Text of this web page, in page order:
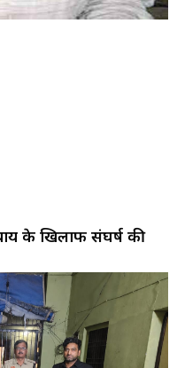
के खिलाफ संघर्ष की